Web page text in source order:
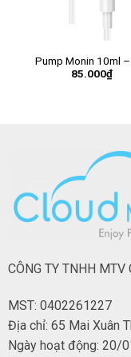
Pump Monin 10ml
85.000₫
CÔNG TY TNHH MTV
MST: 0402261227
Địa chỉ: 65 Mai Xuân
Ngày hoạt động: 20/